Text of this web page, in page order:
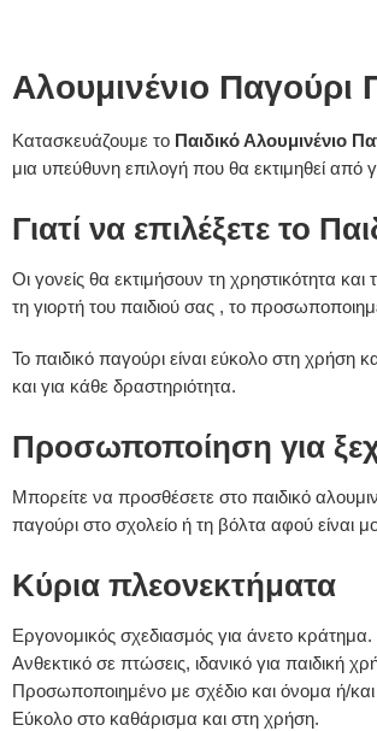
Αλουμινένιο
Κατασκευάζουμε το Παιδικό Αλουμινένιο
μια υπεύθυνη επιλογή που θα εκτιμηθεί από
Γιατί να επιλέξετε το
Οι γονείς θα εκτιμήσουν τη χρηστικότητα
τη γιορτή του παιδιού σας , το
Το παιδικό παγούρι είναι εύκολο στη χρήση
και για κάθε δραστηριότητα.
Προσωποποίηση για
Μπορείτε να προσθέσετε στο παιδικό
παγούρι στο σχολείο ή τη βόλτα αφού είναι
Κύρια πλεονεκτήματα
Εργονομικός σχεδιασμός για άνετο κράτημα.
Ανθεκτικό σε πτώσεις, ιδανικό για παιδική
Προσωποποιημένο με σχέδιο και όνομα ή/
Εύκολο στο καθάρισμα και στη χρήση.